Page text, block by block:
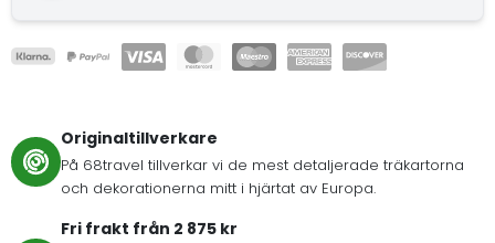
Originaltillverkare
På 68travel tillverkar vi de mest detaljerade träkartorna
och dekorationerna mitt i hjärtat av Europa.
Fri frakt från 2 875 kr